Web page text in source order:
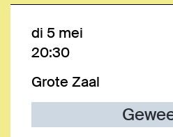
di 5 mei
20:30
Grote Zaal